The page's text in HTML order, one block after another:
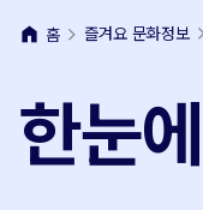
기
home 홈 즐겨요 문화정보
한눈